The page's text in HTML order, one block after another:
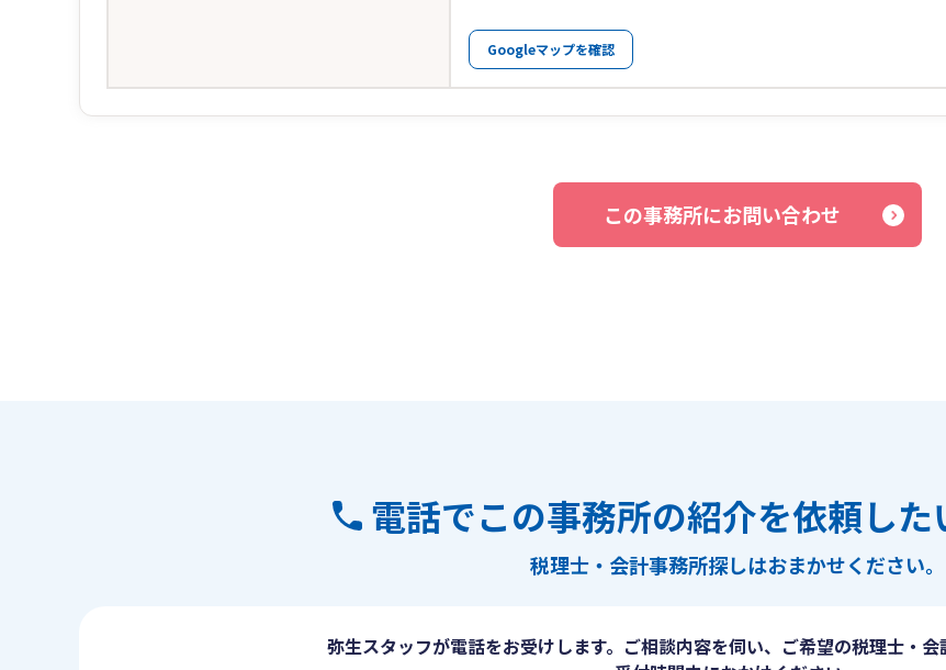
Googleマップを確認
この事務所にお問い合わせ
電話でこの事務所の紹介を依頼した
税理士・会計事務所探しはおまかせください。
弥生スタッフが電話をお受けします。ご相談内容を伺い、ご希望の税理士・会